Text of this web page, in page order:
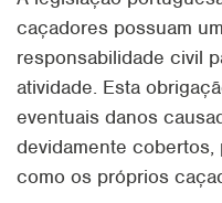
caçadores possuam
responsabilidade civil
atividade. Esta
eventuais danos
devidamente cobertos,
como os próprios